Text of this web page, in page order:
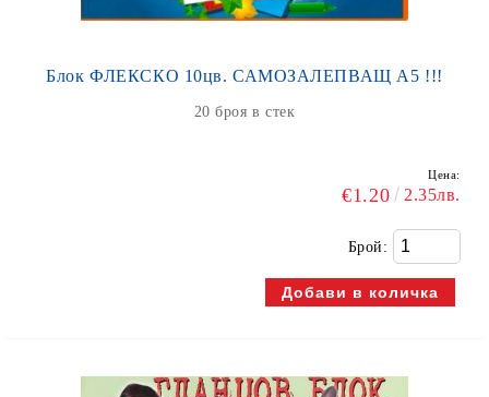
Блок ФЛЕКСКО 10цв. САМОЗАЛЕПВАЩ А5 !!!
20 броя в стек
Цена:
€1.20 2.35лв.
Брой: